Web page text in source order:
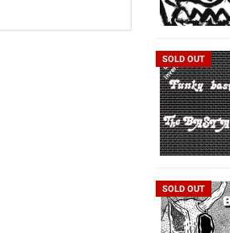
SOLD OUT
SOLD OUT